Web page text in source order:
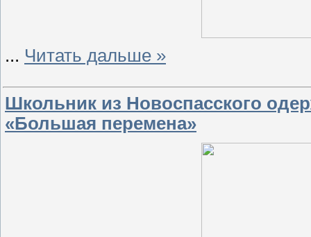
... Читать дальше »
Школьник из Новоспасского
«Большая перемена»